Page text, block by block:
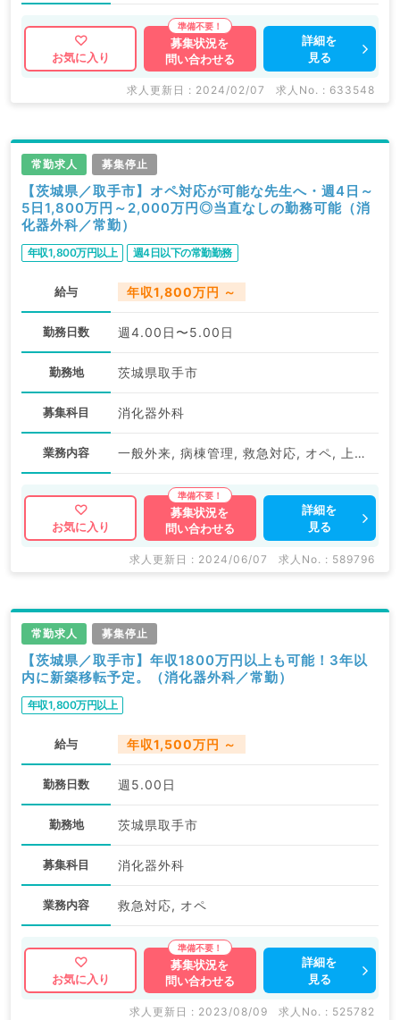
お気に入り
募集状況を
問い合わせる
詳細を
見る
求人更新日 : 2024/02/07 求人No. : 633548
常勤求人 募集停止
【茨城県／取手市】オペ対応が可能な先生へ・週4日～
5日1,800万円～2,000万円◎当直なしの勤務可能（消
化器外科／常勤）
年収1,800万円以上 週4日以下の常勤勤務
給与 年収1,800万円 ～
勤務日数 週4.00日〜5.00日
勤務地 茨城県取手市
募集科目 消化器外科
業務内容 一般外来, 病棟管理, 救急対応, オペ, 上部内視鏡検査（ＧＦ）, 下部内視鏡検査（ＣＦ）
お気に入り
募集状況を
問い合わせる
詳細を
見る
求人更新日 : 2024/06/07 求人No. : 589796
常勤求人 募集停止
【茨城県／取手市】年収1800万円以上も可能！3年以
内に新築移転予定。（消化器外科／常勤）
年収1,800万円以上
給与 年収1,500万円 ～
勤務日数 週5.00日
勤務地 茨城県取手市
募集科目 消化器外科
業務内容 救急対応, オペ
お気に入り
募集状況を
問い合わせる
詳細を
見る
求人更新日 : 2023/08/09 求人No. : 525782